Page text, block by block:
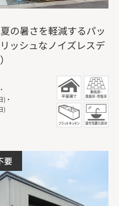
の暑さを軽減するパッ
ッシュなノイズレスデ
・
) ・
)
要